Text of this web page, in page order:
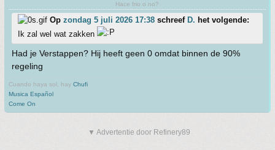
Hace frio o no?
Op zondag 5 juli 2026 17:38 schreef D. het volgende:
Ik zal wel wat zakken
Had je Verstappen? Hij heeft geen 0 omdat binnen de 90%
regeling
Cuando haya sol, hay Chufi
Musica Español
Come On
▼ Advertentie door Refinery89